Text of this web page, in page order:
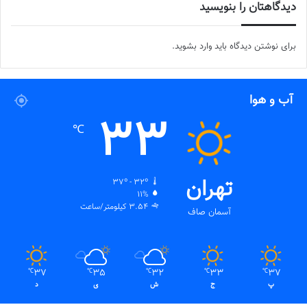
◾️
footballs.women@
فوتسال زنان
دیدگاهتان را بنویسید
برای نوشتن دیدگاه باید وارد بشوید.
آب و هوا
تهران
آسمان صاف
33
℃
37º - 32º
11%
3.54 کیلومتر/ساعت
37
℃
پ
33
℃
ج
32
℃
ش
35
℃
ی
37
℃
د